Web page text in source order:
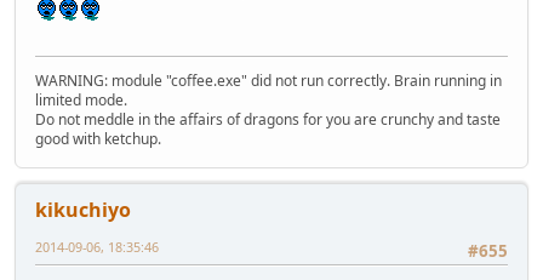
WARNING: module "coffee.exe" did not run correctly. Brain running in
limited mode.
Do not meddle in the affairs of dragons for you are crunchy and taste
good with ketchup.
kikuchiyo
#655
2014-09-06, 18:35:46